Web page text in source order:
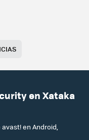
en Xataka
en Android,